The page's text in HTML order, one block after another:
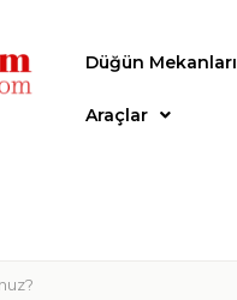
Düğün Mekanları
Araçlar